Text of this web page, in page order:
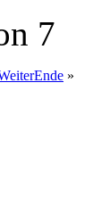
7
Ende »